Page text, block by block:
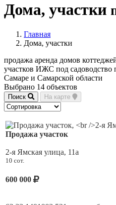
Дома, участки
Главная
Дома, участки
продажа аренда домов
участков ИЖС под садоводство
Самаре и Самарской области
Выбрано 14 объектов
Поиск На карте
Продажа участок
2-я Ямская улица, 11а
10 сот.
600 000